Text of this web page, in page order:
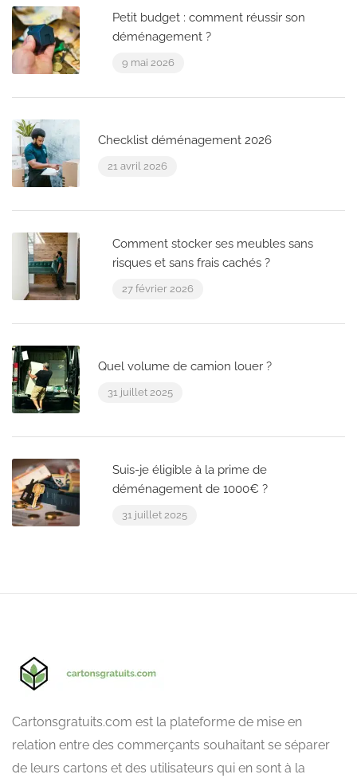
Petit budget : comment réussir son
déménagement ?
9 mai 2026
Checklist déménagement 2026
21 avril 2026
Comment stocker ses meubles sans
risques et sans frais cachés ?
27 février 2026
Quel volume de camion louer ?
31 juillet 2025
Suis-je éligible à la prime de
déménagement de 1000€ ?
31 juillet 2025
Cartonsgratuits.com est la plateforme de mise en
relation entre des commerçants souhaitant se séparer
de leurs cartons et des utilisateurs qui en sont à la